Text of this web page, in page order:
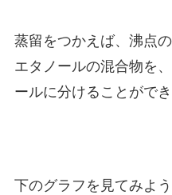
蒸留をつかえば、沸点
エタノールの混合物を
ールに分けることができ
下のグラフを見てみよう